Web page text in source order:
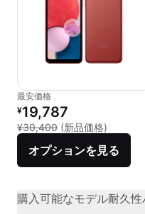
最安価格
リファービッシュ品の価格：
¥19,787
¥30,400 (新品価格) 新品と
オプションを見る
購入可能なモデル耐久性